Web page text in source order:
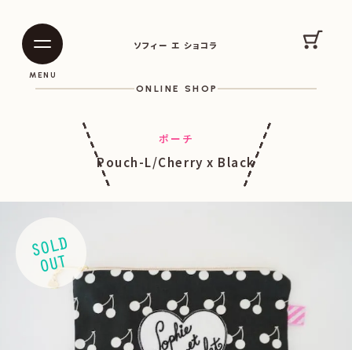
ソフィー エ ショコラ
MENU
カー
ONLINE SHOP
ポーチ
Pouch-L/Cherry x Black